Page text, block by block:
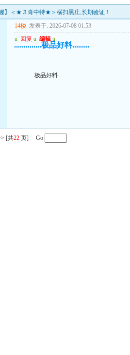
】＜★３肖中特★＞横扫黑庄,长期验证！
14楼 发表于: 2026-07-08 01:53
u 回复 u 编辑 u
..............极品好料.........
..............极品好料.........
[共22 页] Go